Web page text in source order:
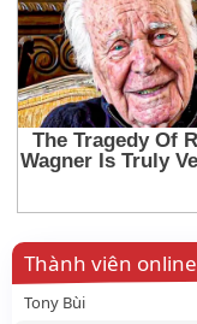
Thành viên online
Tony Bùi